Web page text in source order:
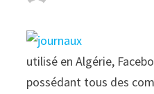
utilisé en Algérie,
possédant tous des